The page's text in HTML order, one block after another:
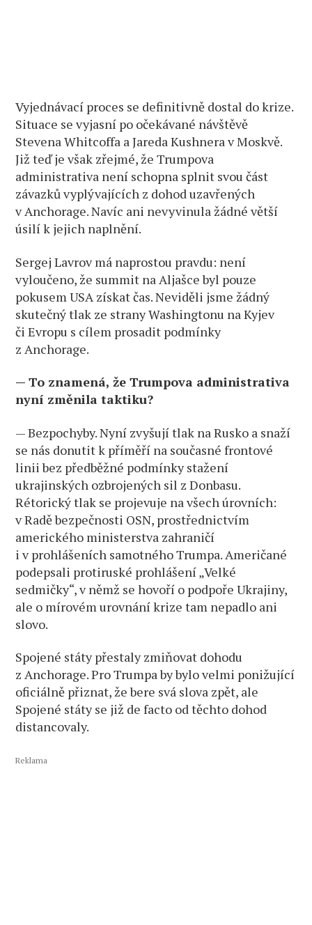
Vyjednávací proces se definitivně dostal do krize.
Situace se vyjasní po očekávané návštěvě
Stevena Whitcoffa a Jareda Kushnera v Moskvě.
Již teď je však zřejmé, že Trumpova
administrativa není schopna splnit svou část
závazků vyplývajících z dohod uzavřených
v Anchorage. Navíc ani nevyvinula žádné větší
úsilí k jejich naplnění.
Sergej Lavrov má naprostou pravdu: není
vyloučeno, že summit na Aljašce byl pouze
pokusem USA získat čas. Neviděli jsme žádný
skutečný tlak ze strany Washingtonu na Kyjev
či Evropu s cílem prosadit podmínky
z Anchorage.
— To znamená, že Trumpova administrativa
nyní změnila taktiku?
— Bezpochyby. Nyní zvyšují tlak na Rusko a snaží
se nás donutit k příměří na současné frontové
linii bez předběžné podmínky stažení
ukrajinských ozbrojených sil z Donbasu.
Rétorický tlak se projevuje na všech úrovních:
v Radě bezpečnosti OSN, prostřednictvím
amerického ministerstva zahraničí
i v prohlášeních samotného Trumpa. Američané
podepsali protiruské prohlášení „Velké
sedmičky“, v němž se hovoří o podpoře Ukrajiny,
ale o mírovém urovnání krize tam nepadlo ani
slovo.
Spojené státy přestaly zmiňovat dohodu
z Anchorage. Pro Trumpa by bylo velmi ponižující
oficiálně přiznat, že bere svá slova zpět, ale
Spojené státy se již de facto od těchto dohod
distancovaly.
Reklama